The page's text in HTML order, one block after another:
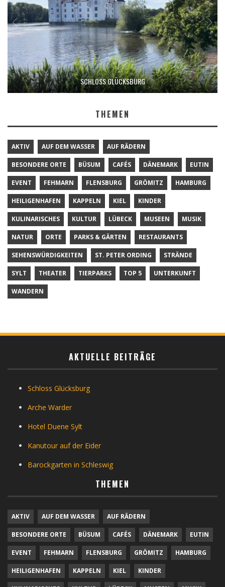
SCHLOSS GLÜCKSBURG
THEMEN
AKTIV AUF DEM WASSER AUF RÄDERN
BESONDERE ORTE BÜSUM CAFÉS DÄNEMARK EUTIN
EVENT FEHMARN FLENSBURG GRÖMITZ HAMBURG
HEILIGENHAFEN KAPPELN KIEL KINDER
KULINARISCHES KULTUR LÜBECK MUSEEN MUSIK
NATUR ORTE PARKS & GÄRTEN RESTAURANTS
SEHENSWÜRDIGKEITEN ST. PETER ORDING STRÄNDE
SYLT THEATER TIERPARKS TOP 5 UNTERKUNFT
WANDERN
AKTUELLE BEITRÄGE
Schloss Glücksburg
Arche Warder
Hotel Duene Sylt
Kanutour auf der Eider
Barockgarten in Schleswig
THEMEN
AKTIV AUF DEM WASSER AUF RÄDERN
BESONDERE ORTE BÜSUM CAFÉS DÄNEMARK EUTIN
EVENT FEHMARN FLENSBURG GRÖMITZ HAMBURG
HEILIGENHAFEN KAPPELN KIEL KINDER